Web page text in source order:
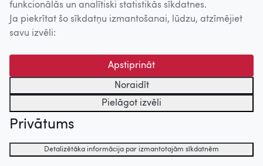
funkcionālās un analītiski statistikās sīkdatnes.
Ja piekrītat šo sīkdatņu izmantošanai, lūdzu, atzīmējiet
savu izvēli:
Apstiprināt
Noraidīt
Pielāgot izvēli
Privātums
Detalizētāka informācija par izmantotajām sīkdatnēm